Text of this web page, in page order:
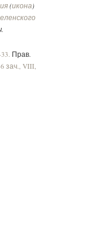
(икона)
Прав.
зач., VIII,